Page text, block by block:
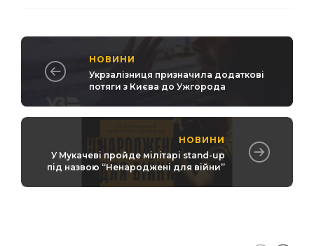
НОВИНИ
Укрзалізниця призначила додаткові
потяги з Києва до Ужгорода
НОВИНИ
У Мукачеві пройде мілітарі stand-up
під назвою “Ненароджені для війни”